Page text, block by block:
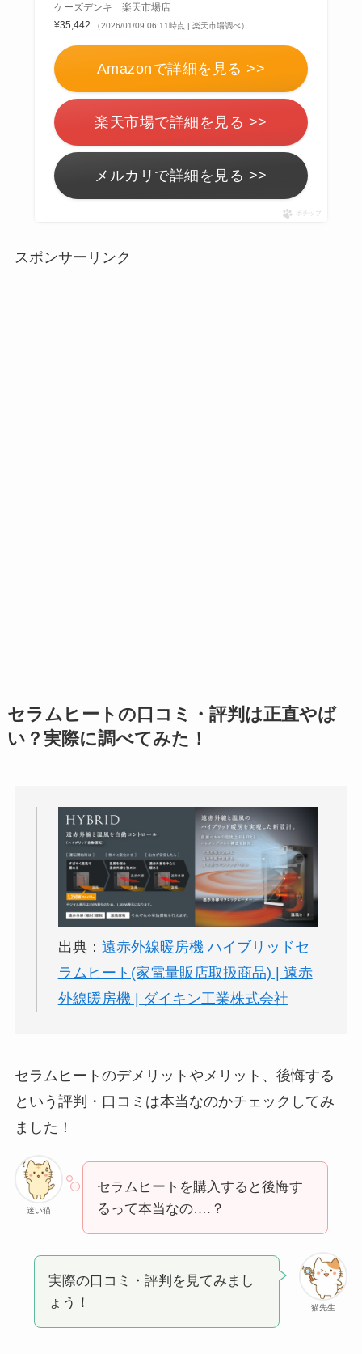
ケーズデンキ 楽天市場店
¥35,442
（2026/01/09 06:11時点 | 楽天市場調べ）
Amazonで詳細を見る >>
楽天市場で詳細を見る >>
メルカリで詳細を見る >>
ポチップ
スポンサーリンク
セラムヒートの口コミ・評判は正直やば
い？実際に調べてみた！
出典： 遠赤外線暖房機 ハイブリッドセ
ラムヒート(家電量販店取扱商品) | 遠赤
外線暖房機 | ダイキン工業株式会社
セラムヒートのデメリットやメリット、後悔する
という評判・口コミは本当なのかチェックしてみ
ました！
迷い猫
セラムヒートを購入すると後悔す
るって本当なの….？
猫先生
実際の口コミ・評判を見てみまし
ょう！